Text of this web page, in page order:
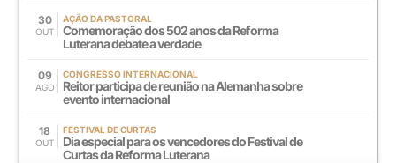
30
OUT
AÇÃO DA PASTORAL
Comemoração dos 502 anos da Reforma
Luterana debate a verdade
09
AGO
CONGRESSO INTERNACIONAL
Reitor participa de reunião na Alemanha sobre
evento internacional
18
OUT
FESTIVAL DE CURTAS
Dia especial para os vencedores do Festival de
Curtas da Reforma Luterana